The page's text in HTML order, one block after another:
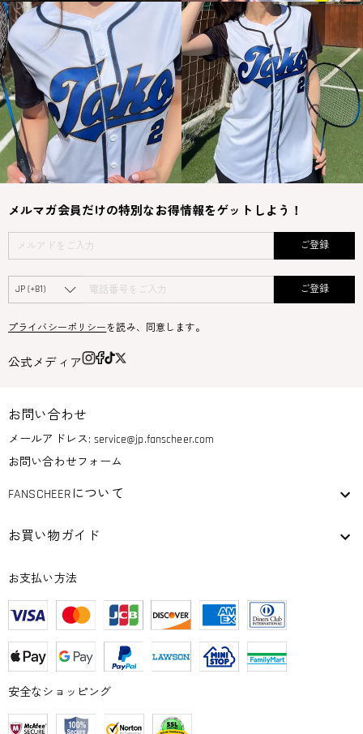
メルマガ会員だけの特別なお得情報をゲットしよう！
ご登録
ご登録
プライバシーポリシー を読み、同意します。
公式メディア
お問い合わせ
メールアドレス:service@jp.fanscheer.com
お問い合わせフォーム
FANSCHEERについて
お買い物ガイド
お支払い方法
安全なショッピング